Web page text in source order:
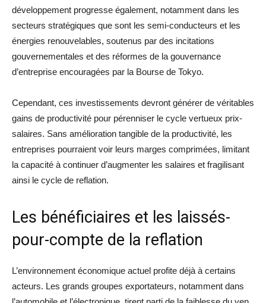
développement progresse également, notamment dans les
secteurs stratégiques que sont les semi-conducteurs et les
énergies renouvelables, soutenus par des incitations
gouvernementales et des réformes de la gouvernance
d’entreprise encouragées par la Bourse de Tokyo.
Cependant, ces investissements devront générer de véritables
gains de productivité pour pérenniser le cycle vertueux prix-
salaires. Sans amélioration tangible de la productivité, les
entreprises pourraient voir leurs marges comprimées, limitant
la capacité à continuer d’augmenter les salaires et fragilisant
ainsi le cycle de reflation.
Les bénéficiaires et les laissés-
pour-compte de la reflation
L’environnement économique actuel profite déjà à certains
acteurs. Les grands groupes exportateurs, notamment dans